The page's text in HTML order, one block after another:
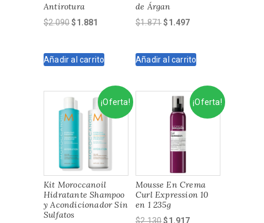
Antirotura
$2.090El
era:
$1.881
es:
Añadir al carrito
de Árgan
$1.871El
era:
$1.497El
es:
Añadir al carrito
¡Oferta!
Kit Moroccanoil
Hidratante Shampoo
y Acondicionador Sin
Sulfatos
¡Oferta!
Mousse En Crema
Curl Expression 10
en 1 235g
$2.130El
$1.917El